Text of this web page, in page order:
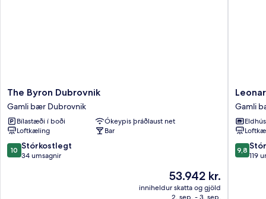
The
Byron
Dubrovnik
Gamli
bær
Dubrovnik
The Byron Dubrovnik
Gamli bær Dubrovnik
Bílastæði í boði
Ókeypis þráðlaust net
Loftkæling
Bar
10.0
af
10 Stórkostlegt
34 umsagnir
Verðið
53.942 kr.
53.942 kr.
inniheldur skatta og gjöld
2. sep. - 3. sep.
Baroque
House
-
Old
Town
Gamli
Gamli
Eldhús
9.8
af
9,8
119